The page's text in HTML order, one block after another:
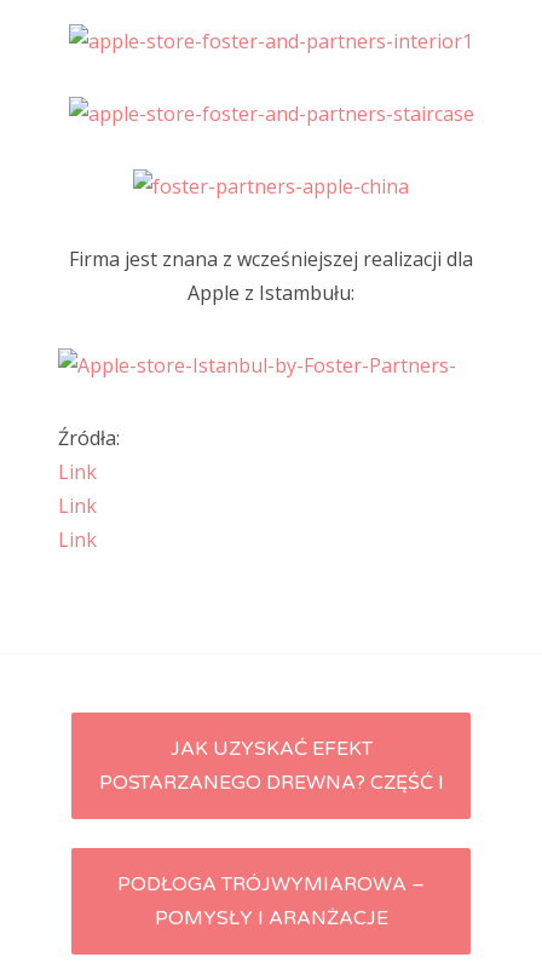
Firma jest znana z wcześniejszej realizacji dla
Apple z Istambułu:
Źródła:
Link
Link
Link
Post navigation
JAK UZYSKAĆ EFEKT
POSTARZANEGO DREWNA? CZĘŚĆ I
PODŁOGA TRÓJWYMIAROWA –
POMYSŁY I ARANŻACJE